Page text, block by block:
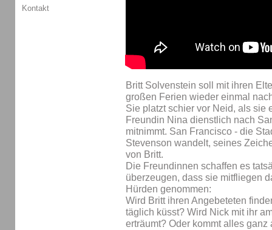
Britt Solvenstein soll mit ihren
großen Ferien wieder einmal
Sie platzt schier vor Neid, als sie
Freundin Nina dienstlich nach
mitnimmt. San Francisco - die
Stevenson wandelt, seines
von Britt.
Die Freundinnen schaffen es
überzeugen, dass sie mitfliegen
Hürden genommen:
Wird Britt ihren Angebeteten
täglich küsst? Wird Nick mit ihr
erträumt? Oder kommt alles ganz
Kontakt